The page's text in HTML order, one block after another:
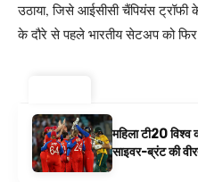
उठाया, जिसे आईसीसी चैंपियंस ट्रॉफी
के दौरे से पहले भारतीय सेटअप को फिर
महिला टी20
साइवर-ब्रंट की